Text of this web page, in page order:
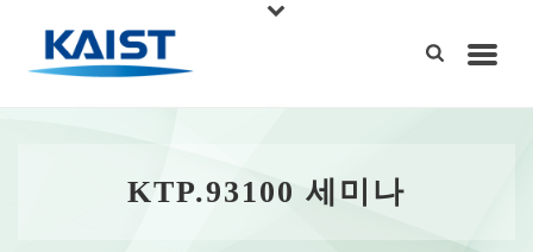
KTP.93100 세미나